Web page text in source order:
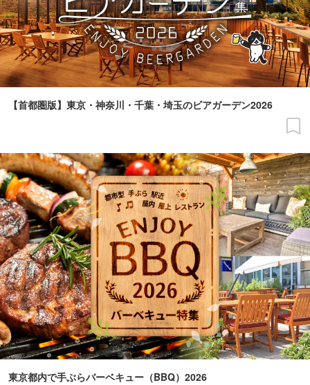
【首都圏版】東京・神奈川・千葉・埼玉のビアガーデン2026
東京都内で手ぶらバーベキュー（BBQ）2026